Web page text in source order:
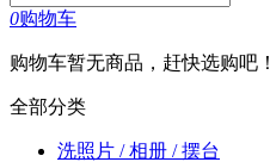
0购物车
购物车暂无商品，赶快选购吧！
全部分类
洗照片 / 相册 / 摆台